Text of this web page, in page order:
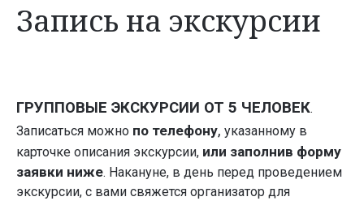
Запись на экскурсии
ГРУППОВЫЕ ЭКСКУРСИИ ОТ 5 ЧЕЛОВЕК.
Записаться можно по телефону, указанному в
карточке описания экскурсии, или заполнив форму
заявки ниже. Накануне, в день перед проведением
экскурсии, с вами свяжется организатор для